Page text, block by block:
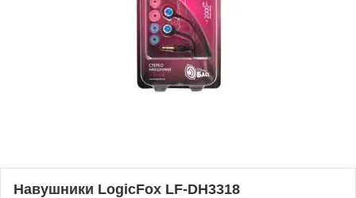
Навушники LogicFox LF-DH3318